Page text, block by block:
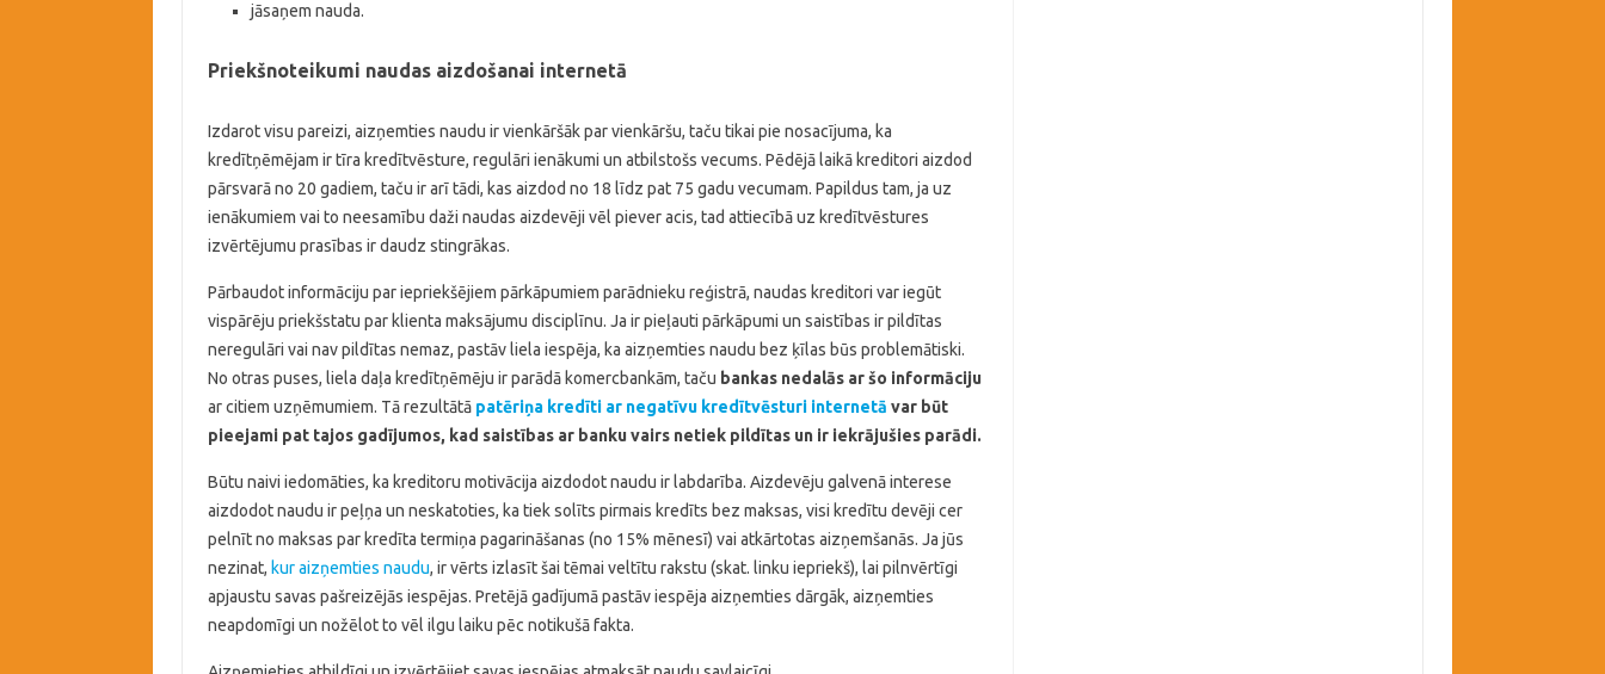
jāsaņem nauda.
Priekšnoteikumi naudas aizdošanai internetā
Izdarot visu pareizi, aizņemties naudu ir vienkāršāk par vienkāršu, taču tikai pie nosacījuma, ka
kredītņēmējam ir tīra kredītvēsture, regulāri ienākumi un atbilstošs vecums. Pēdējā laikā kreditori aizdod
pārsvarā no 20 gadiem, taču ir arī tādi, kas aizdod no 18 līdz pat 75 gadu vecumam. Papildus tam, ja uz
ienākumiem vai to neesamību daži naudas aizdevēji vēl piever acis, tad attiecībā uz kredītvēstures
izvērtējumu prasības ir daudz stingrākas.
Pārbaudot informāciju par iepriekšējiem pārkāpumiem parādnieku reģistrā, naudas kreditori var iegūt
vispārēju priekšstatu par klienta maksājumu disciplīnu. Ja ir pieļauti pārkāpumi un saistības ir pildītas
neregulāri vai nav pildītas nemaz, pastāv liela iespēja, ka aizņemties naudu bez ķīlas būs problemātiski.
No otras puses, liela daļa kredītņēmēju ir parādā komercbankām, taču bankas nedalās ar šo informāciju
ar citiem uzņēmumiem. Tā rezultātā patēriņa kredīti ar negatīvu kredītvēsturi internetā var būt
pieejami pat tajos gadījumos, kad saistības ar banku vairs netiek pildītas un ir iekrājušies parādi.
Būtu naivi iedomāties, ka kreditoru motivācija aizdodot naudu ir labdarība. Aizdevēju galvenā interese
aizdodot naudu ir peļņa un neskatoties, ka tiek solīts pirmais kredīts bez maksas, visi kredītu devēji cer
pelnīt no maksas par kredīta termiņa pagarināšanas (no 15% mēnesī) vai atkārtotas aizņemšanās. Ja jūs
nezinat, kur aizņemties naudu, ir vērts izlasīt šai tēmai veltītu rakstu (skat. linku iepriekš), lai pilnvērtīgi
apjaustu savas pašreizējās iespējas. Pretējā gadījumā pastāv iespēja aizņemties dārgāk, aizņemties
neapdomīgi un nožēlot to vēl ilgu laiku pēc notikušā fakta.